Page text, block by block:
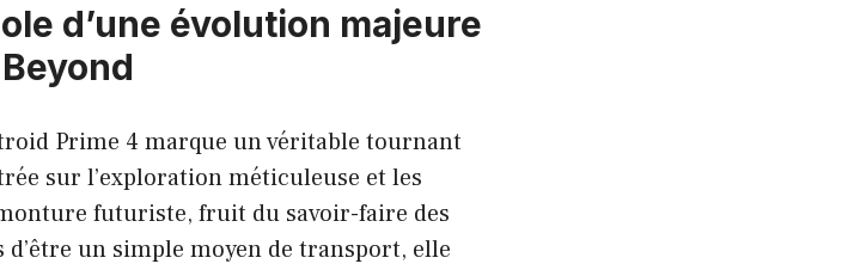
d’une évolution majeure
Prime 4 marque un véritable tournant
sur l’exploration méticuleuse et les
futuriste, fruit du savoir-faire des
un simple moyen de transport, elle